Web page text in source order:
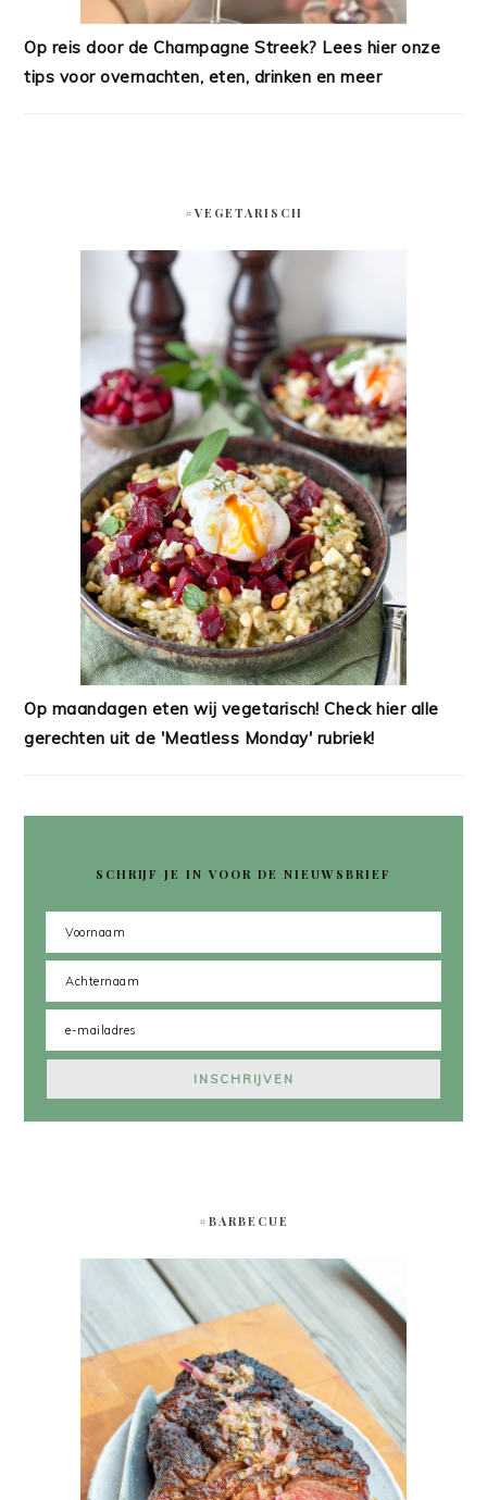
Op reis door de Champagne Streek? Lees hier onze
tips voor overnachten, eten, drinken en meer
#VEGETARISCH
Op maandagen eten wij vegetarisch! Check hier alle
gerechten uit de 'Meatless Monday' rubriek!
SCHRIJF JE IN VOOR DE NIEUWSBRIEF
#BARBECUE